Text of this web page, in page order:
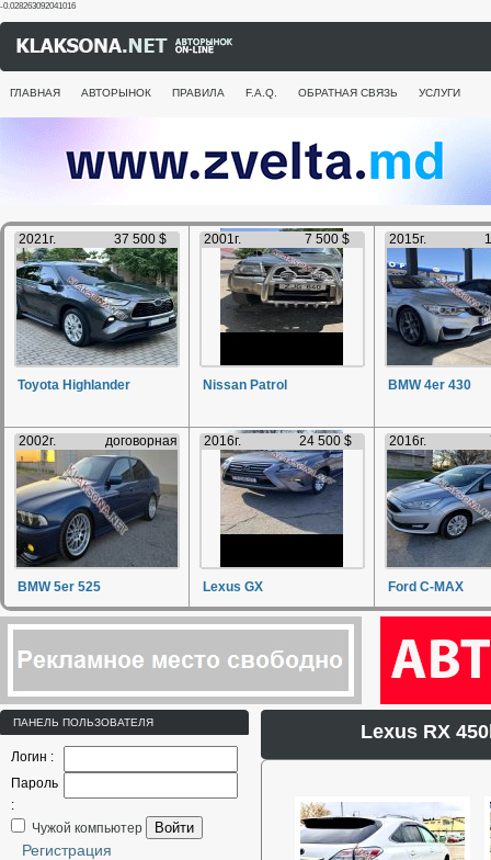
-0.028263092041016
ГЛАВНАЯ АВТОРЫНОК ПРАВИЛА F.A.Q. ОБРАТНАЯ СВЯЗЬ УСЛУГИ
2021г. 37 500 $
Toyota Highlander
2001г. 7 500 $
Nissan Patrol
2015г.
BMW 4er 430
2002г. договорная
BMW 5er 525
2016г. 24 500 $
Lexus GX
2016г.
Ford C-MAX
ПАНЕЛЬ ПОЛЬЗОВАТЕЛЯ
Логин :
Пароль
:
Чужой компьютер
Войти
Регистрация
Lexus RX